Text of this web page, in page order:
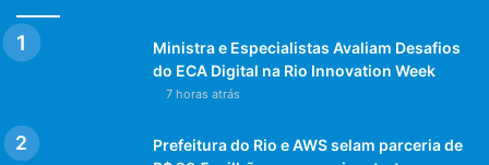
Ministra e Especialistas Avaliam Desafios
do ECA Digital na Rio Innovation Week
7 horas atrás
Prefeitura do Rio e AWS selam parceria de